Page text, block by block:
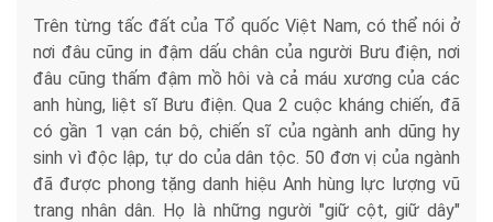
Trên từng tấc đất của Tổ quốc Việt Nam, có thể nói ở
nơi đâu cũng in đậm dấu chân của người Bưu điện, nơi
đâu cũng thấm đậm mồ hôi và cả máu xương của các
anh hùng, liệt sĩ Bưu điện. Qua 2 cuộc kháng chiến, đã
có gần 1 vạn cán bộ, chiến sĩ của ngành anh dũng hy
sinh vì độc lập, tự do của dân tộc. 50 đơn vị của ngành
đã được phong tặng danh hiệu Anh hùng lực lượng vũ
trang nhân dân. Họ là những người "giữ cột, giữ dây"